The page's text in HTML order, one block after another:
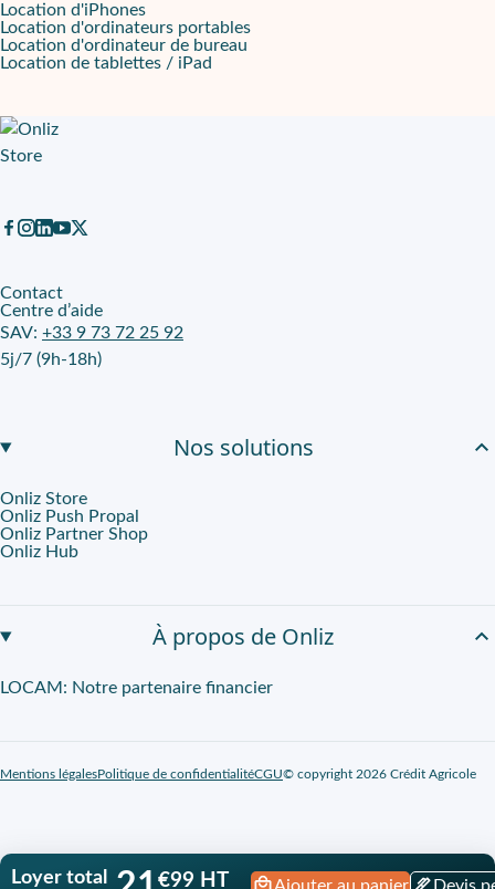
Loyer total €99 HT Ajouter au panier Devis
Location d'iPhones
Location d'ordinateurs portables
Location d'ordinateur de bureau
Location de tablettes / iPad
Contact
Centre d’aide
SAV: +33 9 73 72 25 92
5j/7 (9h-18h)
Nos solutions
Onliz Store
Onliz Push Propal
Onliz Partner Shop
Onliz Hub
À propos de Onliz
LOCAM: Notre partenaire financier
Mentions légalesPolitique de confidentialitéCGU© copyright 2026 Crédit Agricole